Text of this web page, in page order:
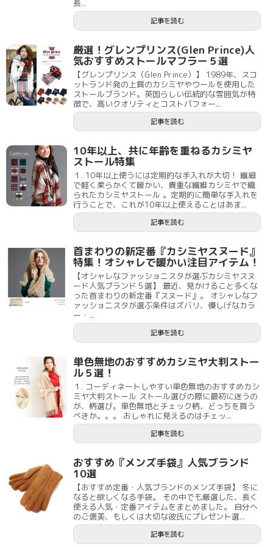
長...
記事を読む
厳選！グレンプリンス(Glen Prince)人
気おすすめストールマフラー５選
【グレンプリンス（Glen Prince）】 1989年、スコ
ットランド発の上質のカシミヤやウールを使用した
ストールブランド。英国らしい伝統的な雰囲気が特
徴で、高いクオリティとコストパフォー...
記事を読む
10年以上、共に年齢を重ねるカシミヤ
ストール特集
１. 10年以上使うには定期的な手入れが大切！ 繊細
で軽く柔らかくて暖かい、貴重な繊維カシミヤで織
られたカシミヤストール 。定期的に簡単な手入れを
行うことで、これが10年以上使えることはあま...
記事を読む
首まわりの新定番『カシミヤスヌード』
特集！オシャレで暖かい注目アイテム！
【オシャレなファッショニスタが選ぶカシミヤスヌ
ード人気ブランド５選】 最近、見かけること多くな
った首まわりの新定番『スヌード』。 オシャレなフ
ァッショニスタが選ぶ条件はズバリ、優しげなカラ
ー・...
記事を読む
単色無地のおすすめカシミヤ大判ストー
ル５選！
１. コーディネートしやすい単色無地のおすすめカシ
ミヤ大判ストール ストール選びの際に最初に迷うの
が、柄選び。単色無地とチェック柄、どっちを買う
べきか。。。 おしゃれに見えるのはチェッ...
記事を読む
おすすめ『メンズ手袋』人気ブランド
10選
【おすすめ定番・人気ブランドのメンズ手袋】 冬に
なると欲しくなる手袋。 その中でも厳選した、長く
使える人気・定番アイテムをまとめました。 自分へ
のご褒美、もしくは大切な彼氏にプレゼント選...
記事を読む